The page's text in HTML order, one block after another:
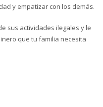
y empatizar con los demás.
sus actividades ilegales y le
que tu familia necesita